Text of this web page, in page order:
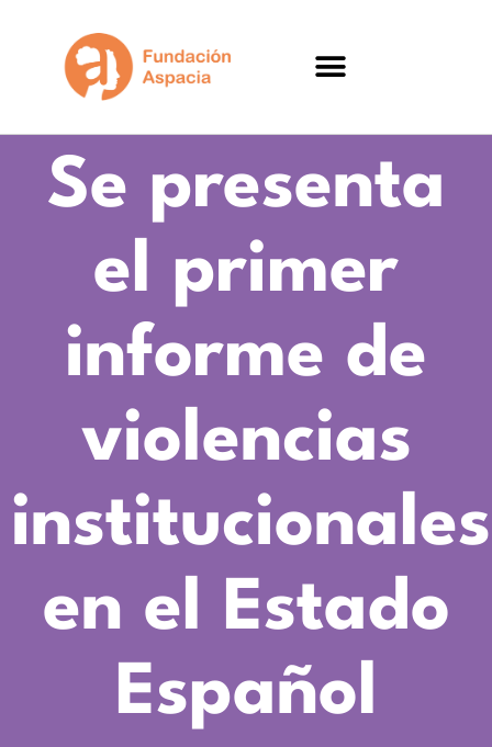
Se presenta
el primer
informe de
violencias
en el Estado
Español